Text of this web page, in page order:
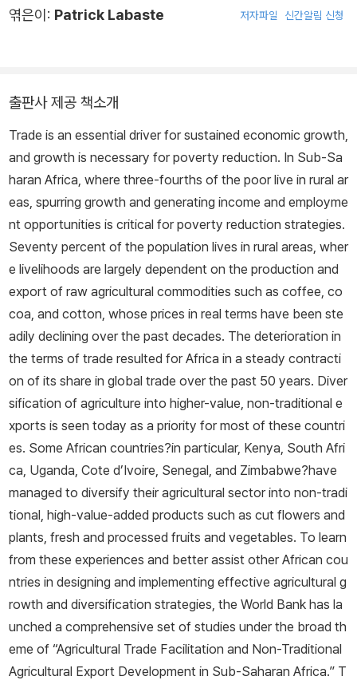
엮은이: Patrick Labaste 저자파일 신간알림 신청
출판사 제공 책소개
Trade is an essential driver for sustained economic growth,
and growth is necessary for poverty reduction. In Sub-Sa
haran Africa, where three-fourths of the poor live in rural ar
eas, spurring growth and generating income and employme
nt opportunities is critical for poverty reduction strategies.
Seventy percent of the population lives in rural areas, wher
e livelihoods are largely dependent on the production and
export of raw agricultural commodities such as coffee, co
coa, and cotton, whose prices in real terms have been ste
adily declining over the past decades. The deterioration in
the terms of trade resulted for Africa in a steady contracti
on of its share in global trade over the past 50 years. Diver
sification of agriculture into higher-value, non-traditional e
xports is seen today as a priority for most of these countri
es. Some African countries?in particular, Kenya, South Afri
ca, Uganda, Cote d’Ivoire, Senegal, and Zimbabwe?have
managed to diversify their agricultural sector into non-tradi
tional, high-value-added products such as cut flowers and
plants, fresh and processed fruits and vegetables. To learn
from these experiences and better assist other African cou
ntries in designing and implementing effective agricultural g
rowth and diversification strategies, the World Bank has la
unched a comprehensive set of studies under the broad th
eme of “Agricultural Trade Facilitation and Non-Traditional
Agricultural Export Development in Sub-Saharan Africa.” T